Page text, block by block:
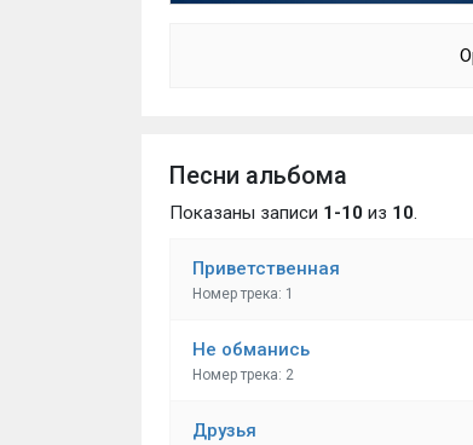
Песни альбома
Показаны записи 1-10из 10.
Приветственная
Номер трека: 1
Не обманись
Номер трека: 2
Друзья